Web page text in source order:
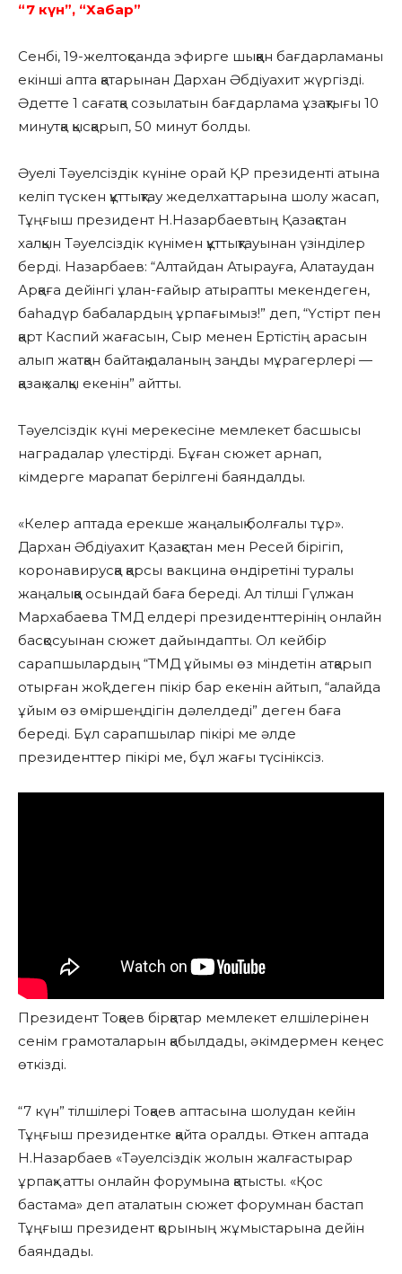
“7 күн”, “Хабар”
Сенбі, 19-желтоқсанда эфирге шыққан бағдарламаны
екінші апта қатарынан Дархан Әбдіуахит жүргізді.
Әдетте 1 сағатқа созылатын бағдарлама ұзақтығы 10
минутқа қысқарып, 50 минут болды.
Әуелі Тәуелсіздік күніне орай ҚР президенті атына
келіп түскен құттықтау жеделхаттарына шолу жасап,
Тұңғыш президент Н.Назарбаевтың Қазақстан
халқын Тәуелсіздік күнімен құттықтауынан үзінділер
берді. Назарбаев: “Алтайдан Атырауға, Алатаудан
Арқаға дейінгі ұлан-ғайыр атырапты мекендеген,
баһадүр бабалардың ұрпағымыз!” деп, “Үстірт пен
қарт Каспий жағасын, Сыр менен Ертістің арасын
алып жатқан байтақ даланың заңды мұрагерлері —
қазақ халқы екенін” айтты.
Тәуелсіздік күні мерекесіне мемлекет басшысы
наградалар үлестірді. Бұған сюжет арнап,
кімдерге марапат берілгені баяндалды.
«Келер аптада ерекше жаңалық болғалы тұр».
Дархан Әбдіуахит Қазақстан мен Ресей бірігіп,
коронавирусқа қарсы вакцина өндіретіні туралы
жаңалыққа осындай баға береді. Ал тілші Гүлжан
Мархабаева ТМД елдері президенттерінің онлайн
басқосуынан сюжет дайындапты. Ол кейбір
сарапшылардың “ТМД ұйымы өз міндетін атқарып
отырған жоқ” деген пікір бар екенін айтып, “алайда
ұйым өз өміршеңдігін дәлелдеді” деген баға
береді. Бұл сарапшылар пікірі ме әлде
президенттер пікірі ме, бұл жағы түсініксіз.
Президент Тоқаев бірқатар мемлекет елшілерінен
сенім грамоталарын қабылдады, әкімдермен кеңес
өткізді.
“7 күн” тілшілері Тоқаев аптасына шолудан кейін
Тұңғыш президентке қайта оралды. Өткен аптада
Н.Назарбаев «Тәуелсіздік жолын жалғастырар
ұрпақ» атты онлайн форумына қатысты. «Қос
бастама» деп аталатын сюжет форумнан бастап
Тұңғыш президент қорының жұмыстарына дейін
баяндады.